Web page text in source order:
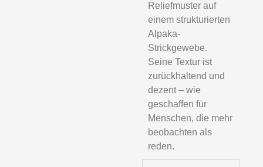
Reliefmuster auf
einem strukturierten
Alpaka-
Strickgewebe.
Seine Textur ist
zurückhaltend und
dezent – ​​wie
geschaffen für
Menschen, die mehr
beobachten als
reden.